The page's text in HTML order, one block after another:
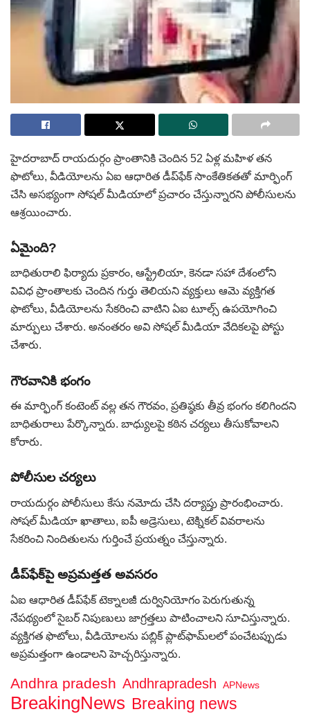
హైదరాబాద్‌ రాయదుర్గం ప్రాంతానికి చెందిన 52 ఏళ్ల మహిళ తన
ఫొటోలు, వీడియోలను ఏఐ ఆధారిత డీప్‌ఫేక్ సాంకేతికతతో మార్ఫింగ్‌
చేసి అసభ్యంగా సోషల్ మీడియాలో ప్రచారం చేస్తున్నారని పోలీసులను
ఆశ్రయించారు.
ఏమైంది?
బాధితురాలి ఫిర్యాదు ప్రకారం, ఆస్ట్రేలియా, కెనడా సహా దేశంలోని
వివిధ ప్రాంతాలకు చెందిన గుర్తు తెలియని వ్యక్తులు ఆమె వ్యక్తిగత
ఫొటోలు, వీడియోలను సేకరించి వాటిని ఏఐ టూల్స్‌ ఉపయోగించి
మార్పులు చేశారు. అనంతరం అవి సోషల్ మీడియా వేదికలపై పోస్టు
చేశారు.
గౌరవానికి భంగం
ఈ మార్ఫింగ్‌ కంటెంట్‌ వల్ల తన గౌరవం, ప్రతిష్ఠకు తీవ్ర భంగం కలిగిందని
బాధితురాలు పేర్కొన్నారు. బాధ్యులపై కఠిన చర్యలు తీసుకోవాలని
కోరారు.
పోలీసుల చర్యలు
రాయదుర్గం పోలీసులు కేసు నమోదు చేసి దర్యాప్తు ప్రారంభించారు.
సోషల్ మీడియా ఖాతాలు, ఐపీ అడ్రెసులు, టెక్నికల్ వివరాలను
సేకరించి నిందితులను గుర్తించే ప్రయత్నం చేస్తున్నారు.
డీప్‌ఫేక్‌పై అప్రమత్తత అవసరం
ఏఐ ఆధారిత డీప్‌ఫేక్ టెక్నాలజీ దుర్వినియోగం పెరుగుతున్న
నేపథ్యంలో సైబర్ నిపుణులు జాగ్రత్తలు పాటించాలని సూచిస్తున్నారు.
వ్యక్తిగత ఫొటోలు, వీడియోలను పబ్లిక్ ప్లాట్‌ఫామ్‌లలో పంచేటప్పుడు
అప్రమత్తంగా ఉండాలని హెచ్చరిస్తున్నారు.
Andhra pradesh Andhrapradesh APNews
BreakingNews Breaking news